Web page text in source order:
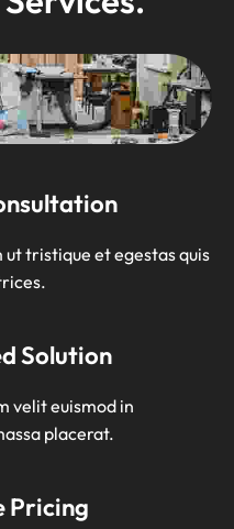
ut tristique et egestas quis
Solution
velit euismod in
placerat.
Pricing